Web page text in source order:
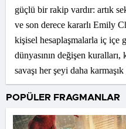
güçlü bir rakip vardır: artık
ve son derece kararlı Emily
kişisel hesaplaşmalarla iç içe
dünyasının değişen
savaşı her şeyi daha
POPÜLER FRAGMANLAR